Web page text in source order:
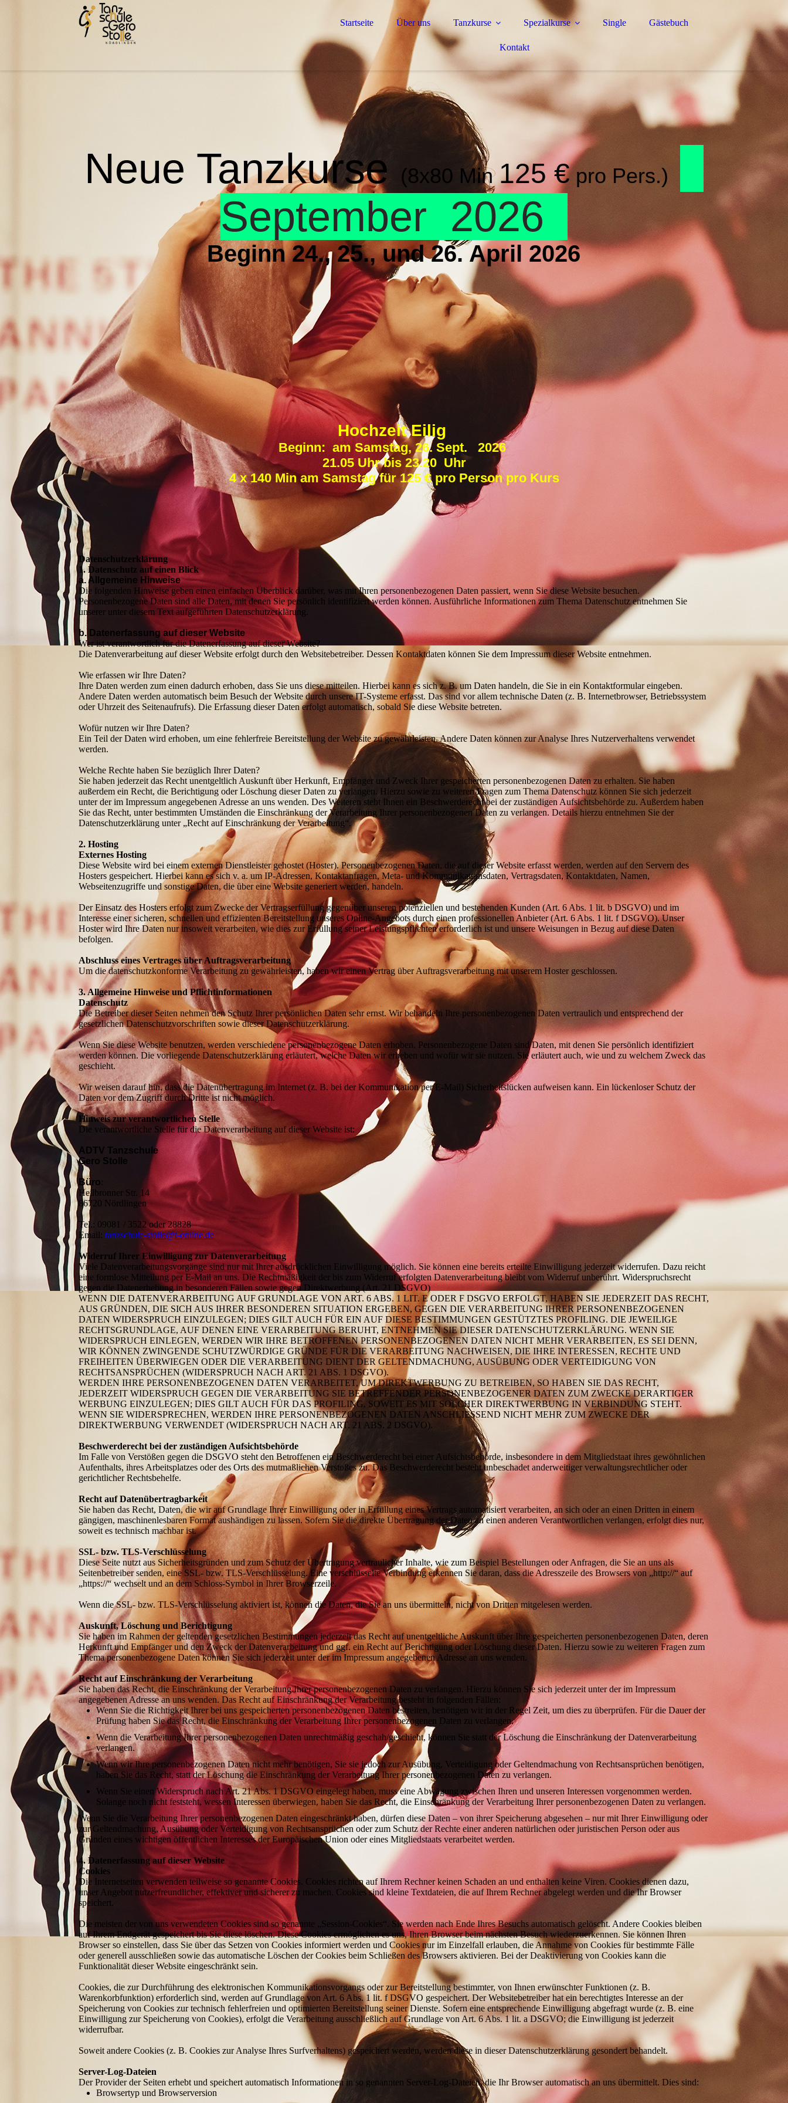
Startseite Über uns Tanzkurse Spezialkurse Single Gästebuch
Kontakt
Neue Tanzkurse (8x80 Min125 €pro Pers.)
September 2026
Beginn 24., 25., und 26. April 2026
Hochzeit Eilig
Beginn: am Samstag, 26. Sept. 2026
21.05 Uhr bis 23.20 Uhr
4 x 140 Min am Samstag für 125 € pro Person pro Kurs
Datenschutzerklärung
1. Datenschutz auf einen Blick
a. Allgemeine Hinweise
Die folgenden Hinweise geben einen einfachen Überblick darüber, was mit Ihren personenbezogenen Daten passiert, wenn Sie diese Website besuchen.
Personenbezogene Daten sind alle Daten, mit denen Sie persönlich identifiziert werden können. Ausführliche Informationen zum Thema Datenschutz entnehmen Sie
unserer unter diesem Text aufgeführten Datenschutzerklärung.
b. Datenerfassung auf dieser Website
Wer ist verantwortlich für die Datenerfassung auf dieser Website?
Die Datenverarbeitung auf dieser Website erfolgt durch den Websitebetreiber. Dessen Kontaktdaten können Sie dem Impressum dieser Website entnehmen.
Wie erfassen wir Ihre Daten?
Ihre Daten werden zum einen dadurch erhoben, dass Sie uns diese mitteilen. Hierbei kann es sich z. B. um Daten handeln, die Sie in ein Kontaktformular eingeben.
Andere Daten werden automatisch beim Besuch der Website durch unsere IT-Systeme erfasst. Das sind vor allem technische Daten (z. B. Internetbrowser, Betriebssystem
oder Uhrzeit des Seitenaufrufs). Die Erfassung dieser Daten erfolgt automatisch, sobald Sie diese Website betreten.
Wofür nutzen wir Ihre Daten?
Ein Teil der Daten wird erhoben, um eine fehlerfreie Bereitstellung der Website zu gewährleisten. Andere Daten können zur Analyse Ihres Nutzerverhaltens verwendet
werden.
Welche Rechte haben Sie bezüglich Ihrer Daten?
Sie haben jederzeit das Recht unentgeltlich Auskunft über Herkunft, Empfänger und Zweck Ihrer gespeicherten personenbezogenen Daten zu erhalten. Sie haben
außerdem ein Recht, die Berichtigung oder Löschung dieser Daten zu verlangen. Hierzu sowie zu weiteren Fragen zum Thema Datenschutz können Sie sich jederzeit
unter der im Impressum angegebenen Adresse an uns wenden. Des Weiteren steht Ihnen ein Beschwerderecht bei der zuständigen Aufsichtsbehörde zu. Außerdem haben
Sie das Recht, unter bestimmten Umständen die Einschränkung der Verarbeitung Ihrer personenbezogenen Daten zu verlangen. Details hierzu entnehmen Sie der
Datenschutzerklärung unter „Recht auf Einschränkung der Verarbeitung“.
2. Hosting
Externes Hosting
Diese Website wird bei einem externen Dienstleister gehostet (Hoster). Personenbezogenen Daten, die auf dieser Website erfasst werden, werden auf den Servern des
Hosters gespeichert. Hierbei kann es sich v. a. um IP-Adressen, Kontaktanfragen, Meta- und Kommunikationsdaten, Vertragsdaten, Kontaktdaten, Namen,
Webseitenzugriffe und sonstige Daten, die über eine Website generiert werden, handeln.
Der Einsatz des Hosters erfolgt zum Zwecke der Vertragserfüllung gegenüber unseren potenziellen und bestehenden Kunden (Art. 6 Abs. 1 lit. b DSGVO) und im
Interesse einer sicheren, schnellen und effizienten Bereitstellung unseres Online-Angebots durch einen professionellen Anbieter (Art. 6 Abs. 1 lit. f DSGVO). Unser
Hoster wird Ihre Daten nur insoweit verarbeiten, wie dies zur Erfüllung seiner Leistungspflichten erforderlich ist und unsere Weisungen in Bezug auf diese Daten
befolgen.
Abschluss eines Vertrages über Auftragsverarbeitung
Um die datenschutzkonforme Verarbeitung zu gewährleisten, haben wir einen Vertrag über Auftragsverarbeitung mit unserem Hoster geschlossen.
3. Allgemeine Hinweise und Pflichtinformationen
Datenschutz
Die Betreiber dieser Seiten nehmen den Schutz Ihrer persönlichen Daten sehr ernst. Wir behandeln Ihre personenbezogenen Daten vertraulich und entsprechend der
gesetzlichen Datenschutzvorschriften sowie dieser Datenschutzerklärung.
Wenn Sie diese Website benutzen, werden verschiedene personenbezogene Daten erhoben. Personenbezogene Daten sind Daten, mit denen Sie persönlich identifiziert
werden können. Die vorliegende Datenschutzerklärung erläutert, welche Daten wir erheben und wofür wir sie nutzen. Sie erläutert auch, wie und zu welchem Zweck das
geschieht.
Wir weisen darauf hin, dass die Datenübertragung im Internet (z. B. bei der Kommunikation per E-Mail) Sicherheitslücken aufweisen kann. Ein lückenloser Schutz der
Daten vor dem Zugriff durch Dritte ist nicht möglich.
Hinweis zur verantwortlichen Stelle
Die verantwortliche Stelle für die Datenverarbeitung auf dieser Website ist:
ADTV Tanzschule
Gero Stolle
Büro:
Heilbronner Str. 14
86720 Nördlingen
Tel.: 09081 / 3522 oder 28828
Email:tanzschule-stolle@t-online.de
Widerruf Ihrer Einwilligung zur Datenverarbeitung
Viele Datenverarbeitungsvorgänge sind nur mit Ihrer ausdrücklichen Einwilligung möglich. Sie können eine bereits erteilte Einwilligung jederzeit widerrufen. Dazu reicht
eine formlose Mitteilung per E-Mail an uns. Die Rechtmäßigkeit der bis zum Widerruf erfolgten Datenverarbeitung bleibt vom Widerruf unberührt. Widerspruchsrecht
gegen die Datenerhebung in besonderen Fällen sowie gegen Direktwerbung (Art. 21 DSGVO)
WENN DIE DATENVERARBEITUNG AUF GRUNDLAGE VON ART. 6 ABS. 1 LIT. E ODER F DSGVO ERFOLGT, HABEN SIE JEDERZEIT DAS RECHT,
AUS GRÜNDEN, DIE SICH AUS IHRER BESONDEREN SITUATION ERGEBEN, GEGEN DIE VERARBEITUNG IHRER PERSONENBEZOGENEN
DATEN WIDERSPRUCH EINZULEGEN; DIES GILT AUCH FÜR EIN AUF DIESE BESTIMMUNGEN GESTÜTZTES PROFILING. DIE JEWEILIGE
RECHTSGRUNDLAGE, AUF DENEN EINE VERARBEITUNG BERUHT, ENTNEHMEN SIE DIESER DATENSCHUTZERKLÄRUNG. WENN SIE
WIDERSPRUCH EINLEGEN, WERDEN WIR IHRE BETROFFENEN PERSONENBEZOGENEN DATEN NICHT MEHR VERARBEITEN, ES SEI DENN,
WIR KÖNNEN ZWINGENDE SCHUTZWÜRDIGE GRÜNDE FÜR DIE VERARBEITUNG NACHWEISEN, DIE IHRE INTERESSEN, RECHTE UND
FREIHEITEN ÜBERWIEGEN ODER DIE VERARBEITUNG DIENT DER GELTENDMACHUNG, AUSÜBUNG ODER VERTEIDIGUNG VON
RECHTSANSPRÜCHEN (WIDERSPRUCH NACH ART. 21 ABS. 1 DSGVO).
WERDEN IHRE PERSONENBEZOGENEN DATEN VERARBEITET, UM DIREKTWERBUNG ZU BETREIBEN, SO HABEN SIE DAS RECHT,
JEDERZEIT WIDERSPRUCH GEGEN DIE VERARBEITUNG SIE BETREFFENDER PERSONENBEZOGENER DATEN ZUM ZWECKE DERARTIGER
WERBUNG EINZULEGEN; DIES GILT AUCH FÜR DAS PROFILING, SOWEIT ES MIT SOLCHER DIREKTWERBUNG IN VERBINDUNG STEHT.
WENN SIE WIDERSPRECHEN, WERDEN IHRE PERSONENBEZOGENEN DATEN ANSCHLIESSEND NICHT MEHR ZUM ZWECKE DER
DIREKTWERBUNG VERWENDET (WIDERSPRUCH NACH ART. 21 ABS. 2 DSGVO).
Beschwerderecht bei der zuständigen Aufsichtsbehörde
Im Falle von Verstößen gegen die DSGVO steht den Betroffenen ein Beschwerderecht bei einer Aufsichtsbehörde, insbesondere in dem Mitgliedstaat ihres gewöhnlichen
Aufenthalts, ihres Arbeitsplatzes oder des Orts des mutmaßlichen Verstoßes zu. Das Beschwerderecht besteht unbeschadet anderweitiger verwaltungsrechtlicher oder
gerichtlicher Rechtsbehelfe.
Recht auf Datenübertragbarkeit
Sie haben das Recht, Daten, die wir auf Grundlage Ihrer Einwilligung oder in Erfüllung eines Vertrags automatisiert verarbeiten, an sich oder an einen Dritten in einem
gängigen, maschinenlesbaren Format aushändigen zu lassen. Sofern Sie die direkte Übertragung der Daten an einen anderen Verantwortlichen verlangen, erfolgt dies nur,
soweit es technisch machbar ist.
SSL- bzw. TLS-Verschlüsselung
Diese Seite nutzt aus Sicherheitsgründen und zum Schutz der Übertragung vertraulicher Inhalte, wie zum Beispiel Bestellungen oder Anfragen, die Sie an uns als
Seitenbetreiber senden, eine SSL- bzw. TLS-Verschlüsselung. Eine verschlüsselte Verbindung erkennen Sie daran, dass die Adresszeile des Browsers von „http://“ auf
„https://“ wechselt und an dem Schloss-Symbol in Ihrer Browserzeile.
Wenn die SSL- bzw. TLS-Verschlüsselung aktiviert ist, können die Daten, die Sie an uns übermitteln, nicht von Dritten mitgelesen werden.
Auskunft, Löschung und Berichtigung
Sie haben im Rahmen der geltenden gesetzlichen Bestimmungen jederzeit das Recht auf unentgeltliche Auskunft über Ihre gespeicherten personenbezogenen Daten, deren
Herkunft und Empfänger und den Zweck der Datenverarbeitung und ggf. ein Recht auf Berichtigung oder Löschung dieser Daten. Hierzu sowie zu weiteren Fragen zum
Thema personenbezogene Daten können Sie sich jederzeit unter der im Impressum angegebenen Adresse an uns wenden.
Recht auf Einschränkung der Verarbeitung
Sie haben das Recht, die Einschränkung der Verarbeitung Ihrer personenbezogenen Daten zu verlangen. Hierzu können Sie sich jederzeit unter der im Impressum
angegebenen Adresse an uns wenden. Das Recht auf Einschränkung der Verarbeitung besteht in folgenden Fällen:
Wenn Sie die Richtigkeit Ihrer bei uns gespeicherten personenbezogenen Daten bestreiten, benötigen wir in der Regel Zeit, um dies zu überprüfen. Für die Dauer der
Prüfung haben Sie das Recht, die Einschränkung der Verarbeitung Ihrer personenbezogenen Daten zu verlangen.
Wenn die Verarbeitung Ihrer personenbezogenen Daten unrechtmäßig geschah/geschieht, können Sie statt der Löschung die Einschränkung der Datenverarbeitung
verlangen.
Wenn wir Ihre personenbezogenen Daten nicht mehr benötigen, Sie sie jedoch zur Ausübung, Verteidigung oder Geltendmachung von Rechtsansprüchen benötigen,
haben Sie das Recht, statt der Löschung die Einschränkung der Verarbeitung Ihrer personenbezogenen Daten zu verlangen.
Wenn Sie einen Widerspruch nach Art. 21 Abs. 1 DSGVO eingelegt haben, muss eine Abwägung zwischen Ihren und unseren Interessen vorgenommen werden.
Solange noch nicht feststeht, wessen Interessen überwiegen, haben Sie das Recht, die Einschränkung der Verarbeitung Ihrer personenbezogenen Daten zu verlangen.
Wenn Sie die Verarbeitung Ihrer personenbezogenen Daten eingeschränkt haben, dürfen diese Daten – von ihrer Speicherung abgesehen – nur mit Ihrer Einwilligung oder
zur Geltendmachung, Ausübung oder Verteidigung von Rechtsansprüchen oder zum Schutz der Rechte einer anderen natürlichen oder juristischen Person oder aus
Gründen eines wichtigen öffentlichen Interesses der Europäischen Union oder eines Mitgliedstaats verarbeitet werden.
4. Datenerfassung auf dieser Website
Cookies
Die Internetseiten verwenden teilweise so genannte Cookies. Cookies richten auf Ihrem Rechner keinen Schaden an und enthalten keine Viren. Cookies dienen dazu,
unser Angebot nutzerfreundlicher, effektiver und sicherer zu machen. Cookies sind kleine Textdateien, die auf Ihrem Rechner abgelegt werden und die Ihr Browser
speichert.
Die meisten der von uns verwendeten Cookies sind so genannte „Session-Cookies“. Sie werden nach Ende Ihres Besuchs automatisch gelöscht. Andere Cookies bleiben
auf Ihrem Endgerät gespeichert bis Sie diese löschen. Diese Cookies ermöglichen es uns, Ihren Browser beim nächsten Besuch wiederzuerkennen. Sie können Ihren
Browser so einstellen, dass Sie über das Setzen von Cookies informiert werden und Cookies nur im Einzelfall erlauben, die Annahme von Cookies für bestimmte Fälle
oder generell ausschließen sowie das automatische Löschen der Cookies beim Schließen des Browsers aktivieren. Bei der Deaktivierung von Cookies kann die
Funktionalität dieser Website eingeschränkt sein.
Cookies, die zur Durchführung des elektronischen Kommunikationsvorgangs oder zur Bereitstellung bestimmter, von Ihnen erwünschter Funktionen (z. B.
Warenkorbfunktion) erforderlich sind, werden auf Grundlage von Art. 6 Abs. 1 lit. f DSGVO gespeichert. Der Websitebetreiber hat ein berechtigtes Interesse an der
Speicherung von Cookies zur technisch fehlerfreien und optimierten Bereitstellung seiner Dienste. Sofern eine entsprechende Einwilligung abgefragt wurde (z. B. eine
Einwilligung zur Speicherung von Cookies), erfolgt die Verarbeitung ausschließlich auf Grundlage von Art. 6 Abs. 1 lit. a DSGVO; die Einwilligung ist jederzeit
widerrufbar.
Soweit andere Cookies (z. B. Cookies zur Analyse Ihres Surfverhaltens) gespeichert werden, werden diese in dieser Datenschutzerklärung gesondert behandelt.
Server-Log-Dateien
Der Provider der Seiten erhebt und speichert automatisch Informationen in so genannten Server-Log-Dateien, die Ihr Browser automatisch an uns übermittelt. Dies sind:
Browsertyp und Browserversion